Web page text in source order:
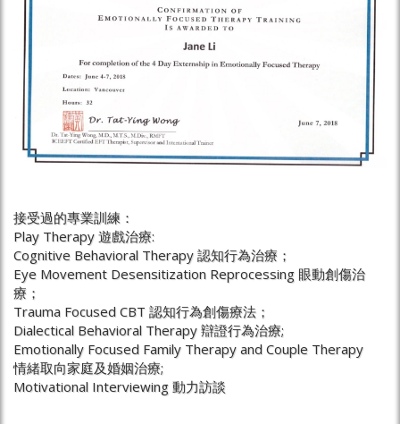
接受過的專業訓練：
Play Therapy 遊戲治療:
Cognitive Behavioral Therapy 認知行為治療；
Eye Movement Desensitization Reprocessing 眼動創傷治
療；
Trauma Focused CBT 認知行為創傷療法；
Dialectical Behavioral Therapy 辯證行為治療;
Emotionally Focused Family Therapy and Couple Therapy
情緒取向家庭及婚姻治療;
Motivational Interviewing 動力訪談